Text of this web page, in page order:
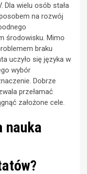
Dla wielu osób stała
na rozwój
środowisku. Mimo
braku
uczyło się języka w
wybór
Dobrze
przełamać
założone cele.
nauka